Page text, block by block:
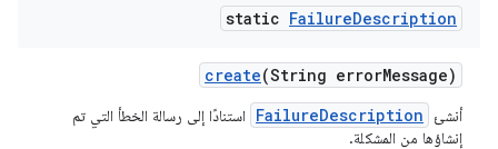
static FailureDescription
create(String errorMessage)
أنشئ FailureDescription
استنادًا إلى رسالة الخطأ التي تم
إنشاؤها من المشكلة.